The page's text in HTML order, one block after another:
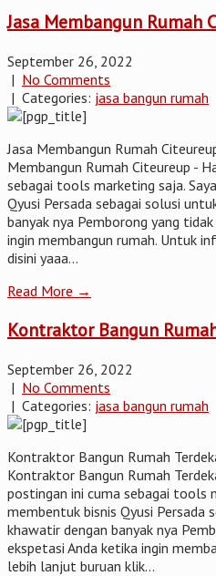
Jasa Membangun Rumah
September 26, 2022
| No Comments
| Categories: jasa bangun rumah
Jasa Membangun Rumah
Membangun Rumah Citeureup -
sebagai tools marketing saja.
Qyusi Persada sebagai solusi
banyak nya Pemborong yang
ingin membangun rumah. Untuk
disini yaaa...
Read More →
Kontraktor Bangun
September 26, 2022
| No Comments
| Categories: jasa bangun rumah
Kontraktor Bangun Rumah
Kontraktor Bangun Rumah
postingan ini cuma sebagai tools
membentuk bisnis Qyusi Persada
khawatir dengan banyak nya
ekspetasi Anda ketika ingin
lebih lanjut buruan klik...